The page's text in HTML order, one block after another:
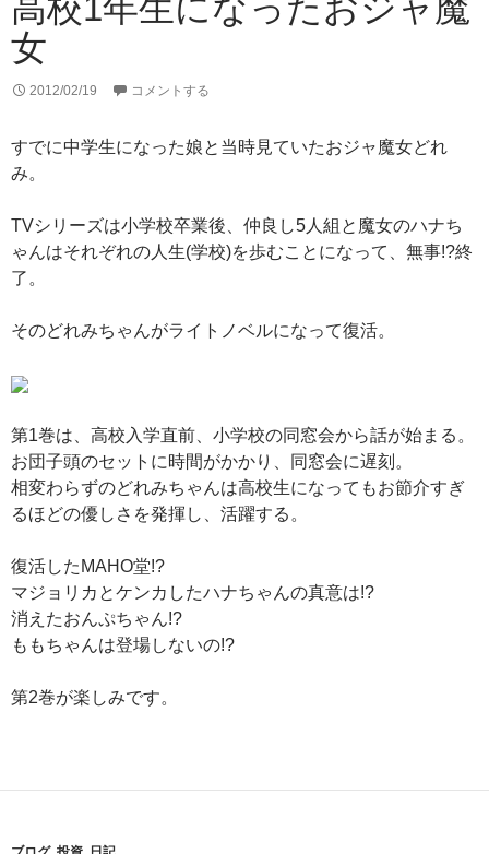
高校1年生になったおジャ魔
女
2012/02/19 コメントする
すでに中学生になった娘と当時見ていたおジャ魔女どれ
み。
TVシリーズは小学校卒業後、仲良し5人組と魔女のハナち
ゃんはそれぞれの人生(学校)を歩むことになって、無事!?終
了。
そのどれみちゃんがライトノベルになって復活。
第1巻は、高校入学直前、小学校の同窓会から話が始まる。
お団子頭のセットに時間がかかり、同窓会に遅刻。
相変わらずのどれみちゃんは高校生になってもお節介すぎ
るほどの優しさを発揮し、活躍する。
復活したMAHO堂!?
マジョリカとケンカしたハナちゃんの真意は!?
消えたおんぷちゃん!?
ももちゃんは登場しないの!?
第2巻が楽しみです。